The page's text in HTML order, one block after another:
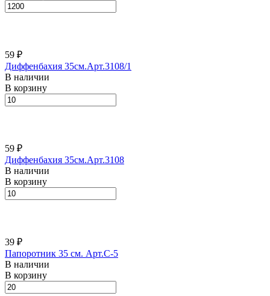
59 ₽
Диффенбахия 35см.Арт.3108/1
В наличии
В корзину
59 ₽
Диффенбахия 35см.Арт.3108
В наличии
В корзину
39 ₽
Папоротник 35 см. Арт.C-5
В наличии
В корзину